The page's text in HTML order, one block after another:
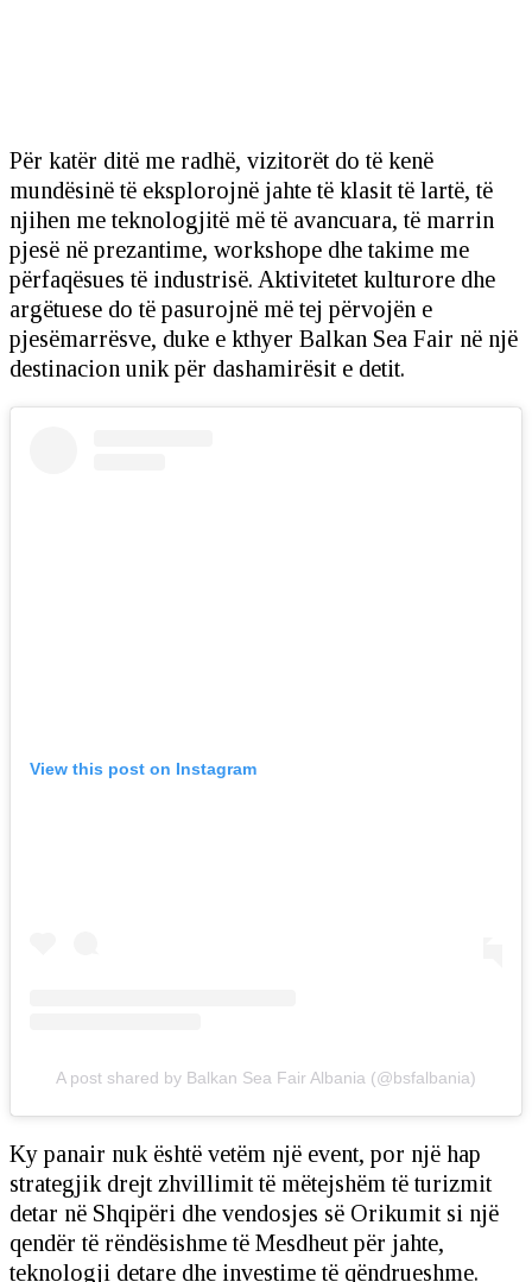
Për katër ditë me radhë, vizitorët do të kenë
mundësinë të eksplorojnë jahte të klasit të lartë, të
njihen me teknologjitë më të avancuara, të marrin
pjesë në prezantime, workshope dhe takime me
përfaqësues të industrisë. Aktivitetet kulturore dhe
argëtuese do të pasurojnë më tej përvojën e
pjesëmarrësve, duke e kthyer Balkan Sea Fair në një
destinacion unik për dashamirësit e detit.
View this post on Instagram
A post shared by Balkan Sea Fair Albania (@bsfalbania)
Ky panair nuk është vetëm një event, por një hap
strategjik drejt zhvillimit të mëtejshëm të turizmit
detar në Shqipëri dhe vendosjes së Orikumit si një
qendër të rëndësishme të Mesdheut për jahte,
teknologji detare dhe investime të qëndrueshme.